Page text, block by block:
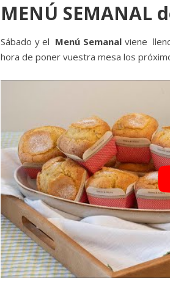
MENÚ SEMANAL
Sábado y el Menú Semanal viene
hora de poner vuestra mesa los